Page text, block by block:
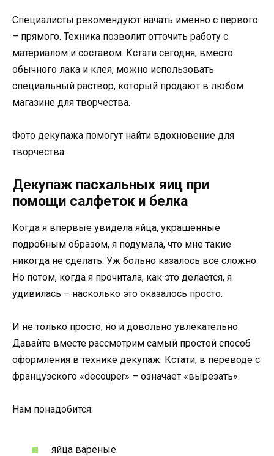
Специалисты рекомендуют начать именно с первого
– прямого. Техника позволит отточить работу с
материалом и составом. Кстати сегодня, вместо
обычного лака и клея, можно использовать
специальный раствор, который продают в любом
магазине для творчества.
Фото декупажа помогут найти вдохновение для
творчества.
Декупаж пасхальных яиц при
помощи салфеток и белка
Когда я впервые увидела яйца, украшенные
подробным образом, я подумала, что мне такие
никогда не сделать. Уж больно казалось все сложно.
Но потом, когда я прочитала, как это делается, я
удивилась – насколько это оказалось просто.
И не только просто, но и довольно увлекательно.
Давайте вместе рассмотрим самый простой способ
оформления в технике декупаж. Кстати, в переводе с
французского «decouper» – означает «вырезать».
Нам понадобится:
яйца вареные